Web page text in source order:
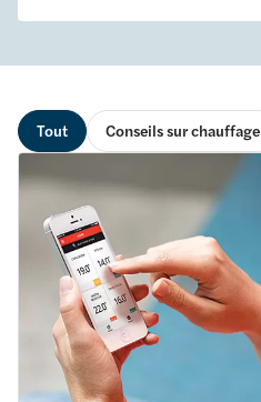
Tout Conseils sur chauffage